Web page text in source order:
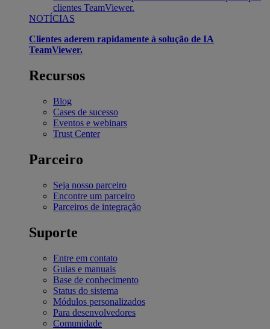
clientes TeamViewer.
NOTÍCIAS
Clientes aderem rapidamente à solução de IA
TeamViewer.
Recursos
Blog
Cases de sucesso
Eventos e webinars
Trust Center
Parceiro
Seja nosso parceiro
Encontre um parceiro
Parceiros de integração
Suporte
Entre em contato
Guias e manuais
Base de conhecimento
Status do sistema
Módulos personalizados
Para desenvolvedores
Comunidade